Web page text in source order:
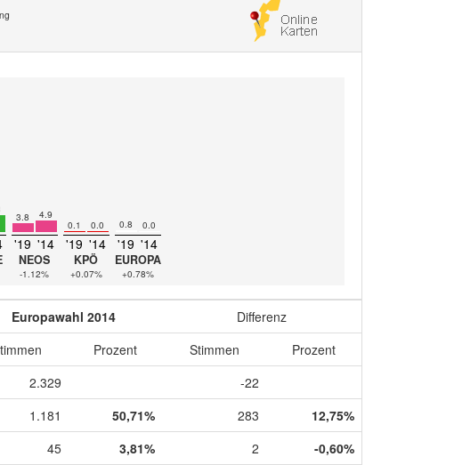
3.8 4.9
'19 '14
NEOS
-1.12%
0.1 0.0
'19 '14
KPÖ
+0.07%
0.8 0.0
'19 '14
EUROPA
+0.78%
Europawahl 2014
Differenz
Prozent Stimmen
Prozent
2.329
-22
1.181 50,71% 283
12,75%
45 3,81% 2
-0,60%